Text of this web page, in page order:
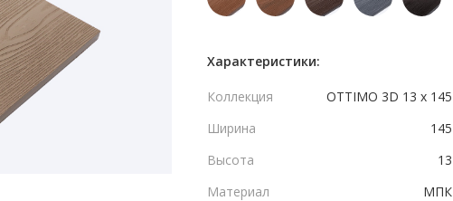
Характеристики:
Коллекция
OTTIMO 3D 13 х 145
Ширина
145
Высота
13
Материал
МПК